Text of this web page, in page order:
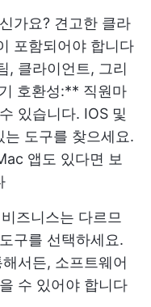
가요? 견고한 클라
포함되어야 합니다
, 클라이언트, 그리
호환성:** 직원마
있습니다. IOS 및
도구를 찾으세요.
앱도 있다면 보
즈니스는 다르므
구를 선택하세요.
서든, 소프트웨어
수 있어야 합니다